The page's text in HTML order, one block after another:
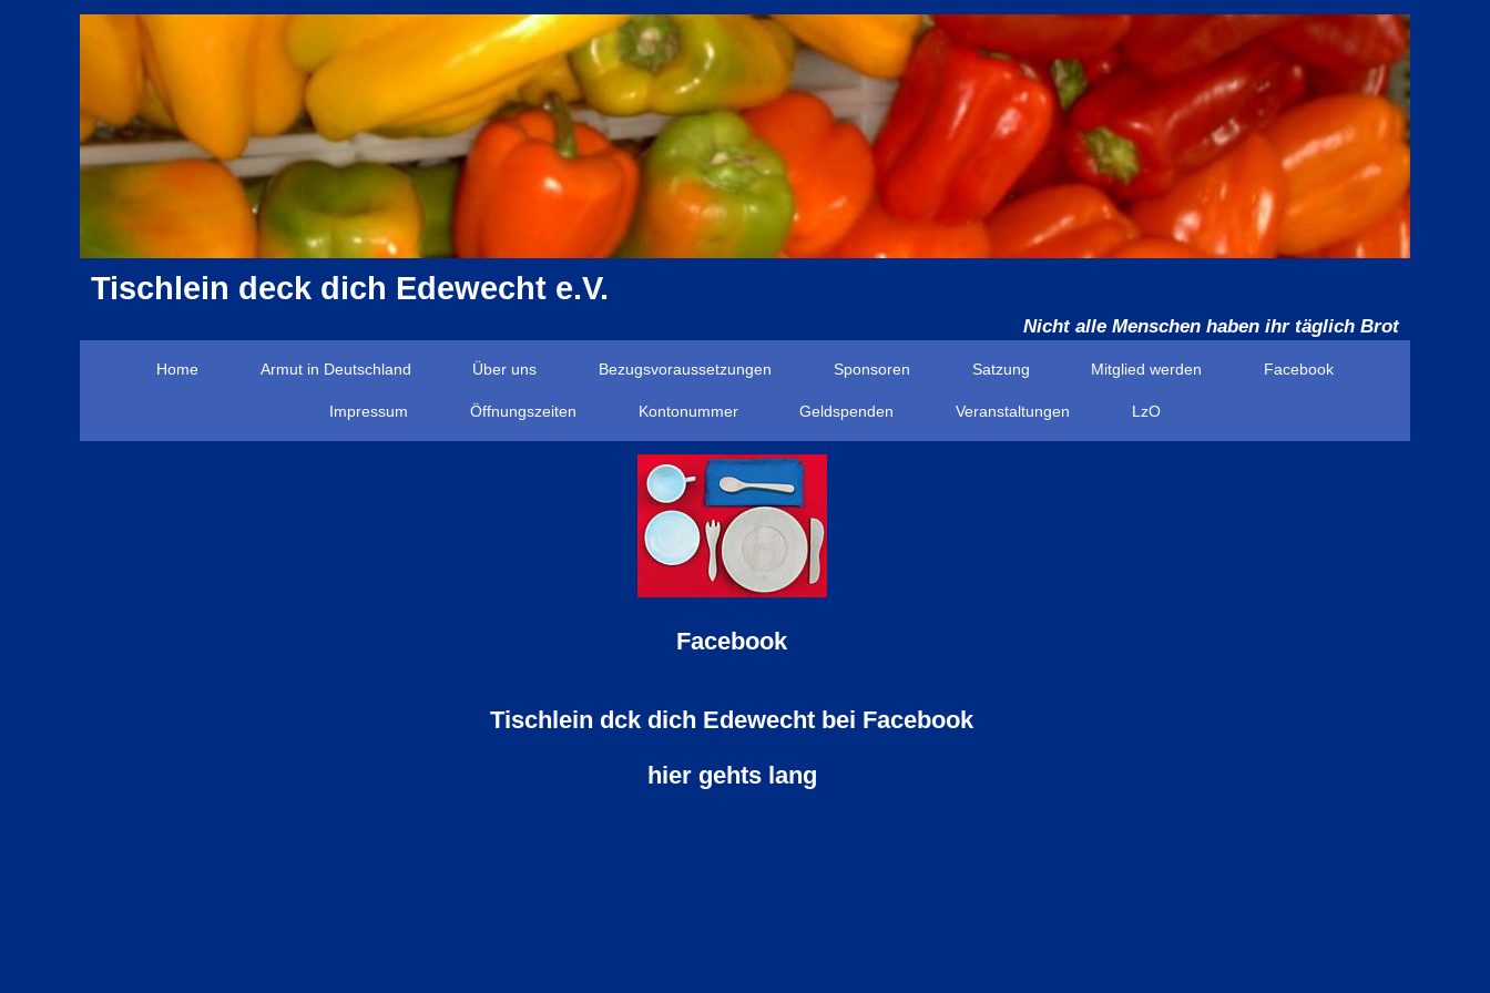
Tischlein deck dich Edewecht e.V.
Nicht alle Menschen haben ihr täglich Brot
Home Armut in Deutschland Über uns Bezugsvoraussetzungen Sponsoren Satzung Mitglied werden Facebook
Impressum Öffnungszeiten Kontonummer Geldspenden Veranstaltungen LzO
Facebook
Tischlein dck dich Edewecht bei Facebook
hier gehts lang